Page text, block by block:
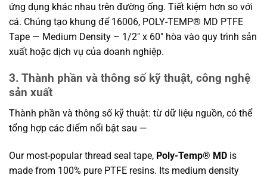
ứng dụng khác nhau trên đường ống. Tiết kiệm hơn so với
cá. Chúng tạo khung để 16006, POLY-TEMP® MD PTFE
Tape — Medium Density – 1/2″ x 60″ hòa vào quy trình sản
xuất hoặc dịch vụ của doanh nghiệp.
3. Thành phần và thông số kỹ thuật, công nghệ
sản xuất
Thành phần và thông số kỹ thuật: từ dữ liệu nguồn, có thể
tổng hợp các điểm nổi bật sau —
Our most-popular thread seal tape, Poly-Temp® MD is
made from 100% pure PTFE resins. Its medium density